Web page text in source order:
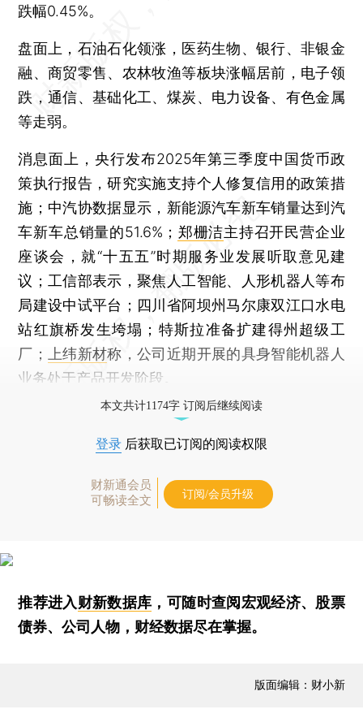
跌幅0.45%。
盘面上，石油石化领涨，医药生物、银行、非银金
融、商贸零售、农林牧渔等板块涨幅居前，电子领
跌，通信、基础化工、煤炭、电力设备、有色金属
等走弱。
消息面上，央行发布2025年第三季度中国货币政
策执行报告，研究实施支持个人修复信用的政策措
施；中汽协数据显示，新能源汽车新车销量达到汽
车新车总销量的51.6%； 郑栅洁主持召开民营企业
座谈会，就“十五五”时期服务业发展听取意见建
议；工信部表示，聚焦人工智能、人形机器人等布
局建设中试平台；四川省阿坝州马尔康双江口水电
站红旗桥发生垮塌；特斯拉准备扩建得州超级工
厂；
上纬新材称，公司近期开展的具身智能机器人
业务处于产品开发阶段。
本文共计1174字 订阅后继续阅读
登录 后获取已订阅的阅读权限
财新通会员
可畅读全文
订阅/会员升级
推荐进入财新数据库 ，可随时查阅宏观经济、股票
债券、公司人物，财经数据尽在掌握。
版面编辑：财小新